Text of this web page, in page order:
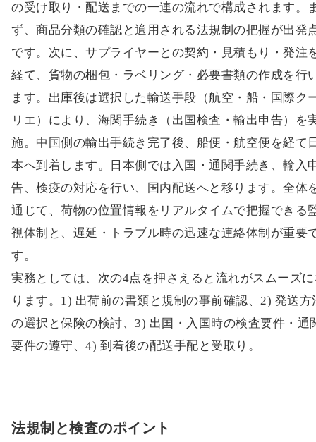
の受け取り・配送までの一連の流れで構成されます。
ず、商品分類の確認と適用される法規制の把握が出発
です。次に、サプライヤーとの契約・見積もり・発注
経て、貨物の梱包・ラベリング・必要書類の作成を行
ます。出庫後は選択した輸送手段（航空・船・国際ク
リエ）により、海関手続き（出国検査・輸出申告）を
施。中国側の輸出手続き完了後、船便・航空便を経て
本へ到着します。日本側では入国・通関手続き、輸入
告、検疫の対応を行い、国内配送へと移ります。全体
通じて、荷物の位置情報をリアルタイムで把握できる
視体制と、遅延・トラブル時の迅速な連絡体制が重要
す。
実務としては、次の4点を押さえると流れがスムーズ
ります。1) 出荷前の書類と規制の事前確認、2) 発送方
の選択と保険の検討、3) 出国・入国時の検査要件・通
要件の遵守、4) 到着後の配送手配と受取り。
法規制と検査のポイント